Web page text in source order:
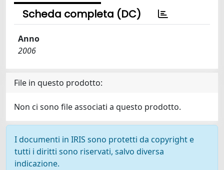
Scheda completa (DC)
Anno
2006
File in questo prodotto:
Non ci sono file associati a questo prodotto.
I documenti in IRIS sono protetti da copyright e
tutti i diritti sono riservati, salvo diversa
indicazione.